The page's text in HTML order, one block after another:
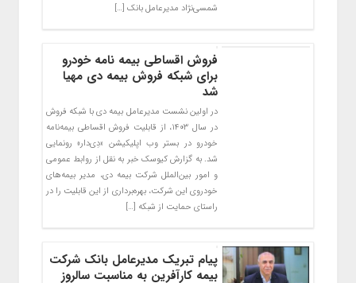
شمسی‌نژاد مدیرعامل بانک […]
فروش اقساطی بیمه نامه خودرو
برای شبکه فروش بیمه دی مهیا
شد
در اولین نشست مدیرعامل بیمه دی با شبکه فروش
در سال ۱۴۰۳، از قابلیت فروش اقساطی بیمه‌نامه
خودرو در بستر وب اپلیکیشن «دِی‌دار» رونمایی
شد. به گزارش کیوسک خبر به نقل از روابط عمومی
و امور بین‌الملل شرکت بیمه دی، مدیر بیمه‌های
خودروی این شرکت، بهره‌برداری از این قابلیت را در
راستای حمایت از شبکه […]
پیام تبریک مدیرعامل بانک شرکت
بیمه کارآفرین به مناسبت سالروز